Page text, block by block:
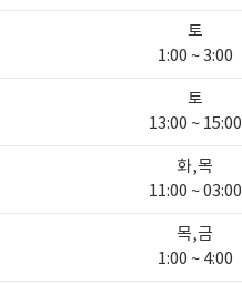
토
1:00 ~ 3:00
토
13:00 ~ 15:00
화,목
11:00 ~ 03:00
목,금
1:00 ~ 4:00